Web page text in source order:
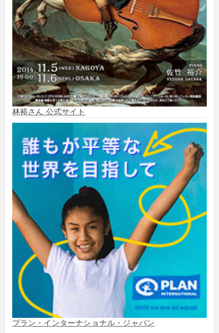
2024年10月 (5)
2024年9月 (6)
2024年8月 (10)
2024年7月 (1)
2024年6月 (6)
2024年5月 (4)
2024年2月 (1)
2023年8月 (1)
2023年5月 (2)
2023年4月
2022年1月
2021年5月 (3)
2021年3月 (1)
林裕さん 公式サイト
プラン・インターナショナル・ジャパン